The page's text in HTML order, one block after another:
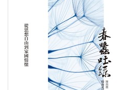
Previous